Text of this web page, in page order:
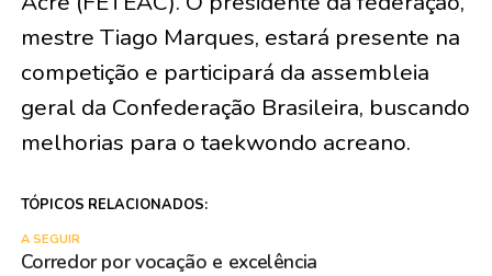
mestre Tiago Marques, estará presente na
competição e participará da assembleia
geral da Confederação Brasileira, buscando
melhorias para o taekwondo acreano.
TÓPICOS RELACIONADOS:
A SEGUIR
Corredor por vocação e excelência